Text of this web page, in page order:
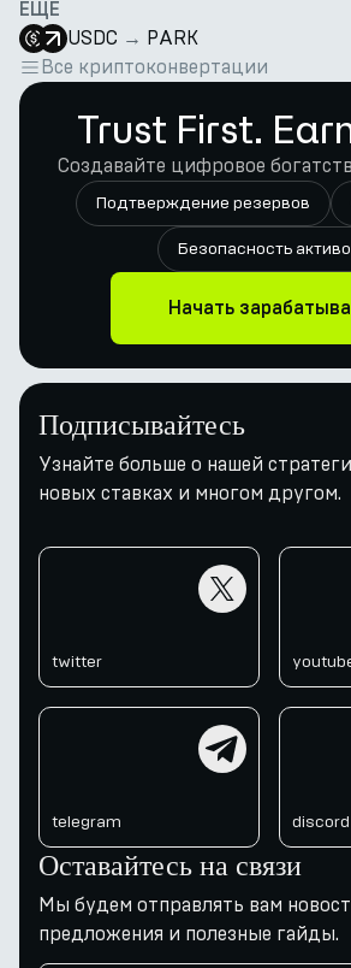
ЕЩЕ
USDC → PARK
Все криптоконвертации
Trust First.
Создавайте цифровое
Подтверждение резервов
Безопасность
Начать
Подписывайтесь
Узнайте больше о нашей
новых ставках и многом другом.
twitter
telegram discord
Оставайтесь на связи
Мы будем отправлять вам
предложения и полезные гайды.